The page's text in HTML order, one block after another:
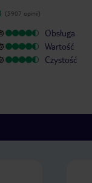
(5907 opinii)
Obsługa
Wartość
Czystość